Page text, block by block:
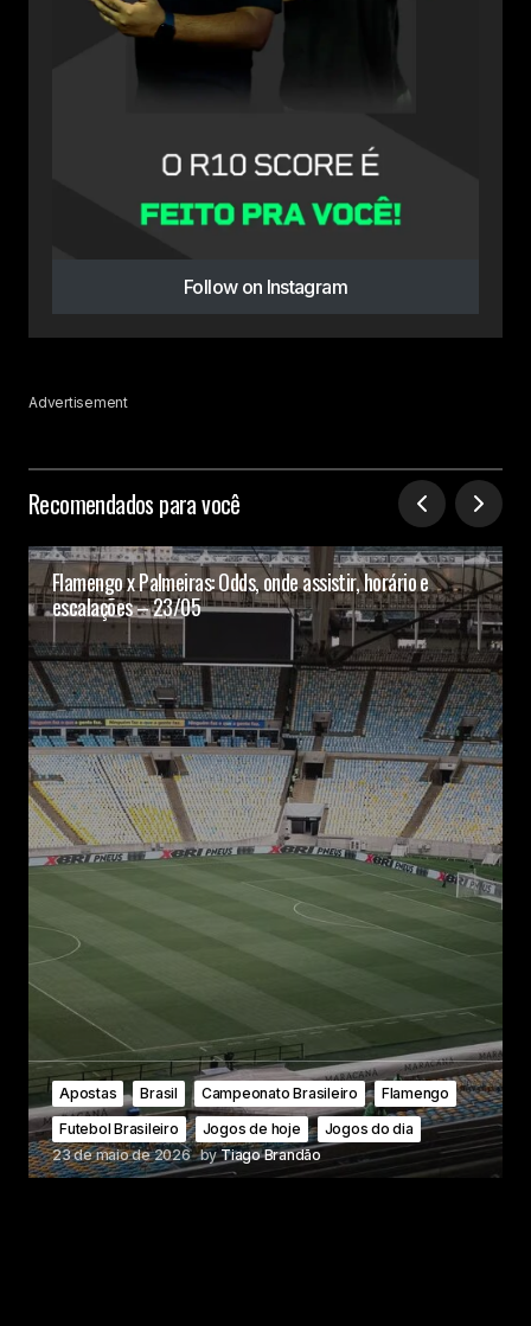
Follow on Instagram
Advertisement
Recomendados para você
Flamengo x Palmeiras: Odds, onde assistir, horário e
escalações – 23/05
Apostas Brasil Campeonato Brasileiro
Flamengo
Futebol Brasileiro
Jogos de hoje
Jogos do dia
23 de maio de 2026 byTiago Brandão